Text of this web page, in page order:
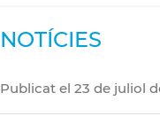
NOTÍCIES
Publicat el 23 dejuliol